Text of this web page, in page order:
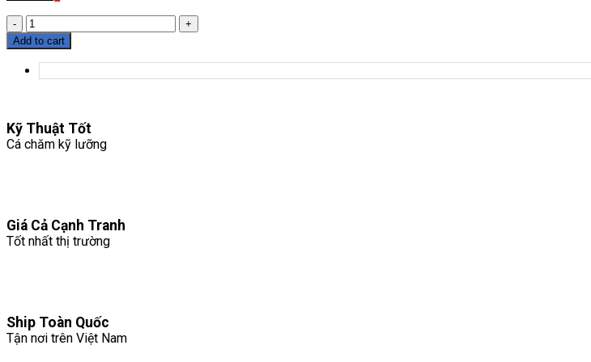
40.
Sưởi
bể
cá
quantity
Add to cart
Kỹ Thuật Tốt
Cá chăm kỹ lưỡng
Giá Cả Cạnh Tranh
Tốt nhất thị trường
Ship Toàn Quốc
Tận nơi trên Việt Nam